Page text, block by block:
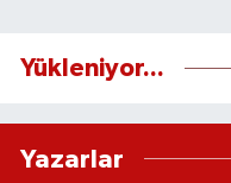
Yükleniyor...
Yazarlar